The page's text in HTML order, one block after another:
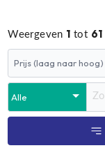
Weergeven 1 tot 61